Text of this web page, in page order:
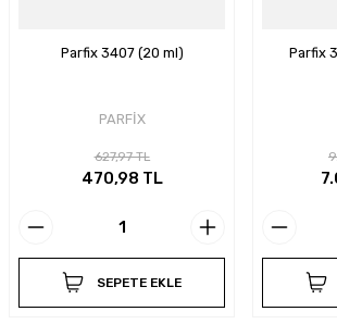
Parfix 3407 (20 ml)
PARFİX
627,97 TL
470,98 TL
SEPETE EKLE
Parfix